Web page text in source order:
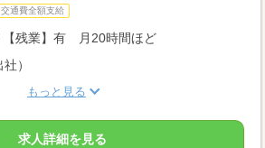
交通費全額支給
【残業】有 月20時間ほど
）
もっと見る
求人詳細を見る